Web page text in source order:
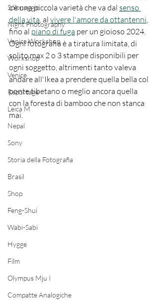
Spionaggio
Night Photography
Venice Workshop
Workshop
Venice
Reportage
Leica M
Nepal
Sony
Storia della Fotografia
Brasil
Shop
Feng-Shui
Wabi-Sabi
Hygge
Film
Olympus Mju I
Compatte Analogiche
c'è una piccola varietà che va dal senso
della vita, al vivere l'amore da ottantenni,
fino al piano di fuga per un gioioso 2024.
Ogni fotografia è a tiratura limitata, di
solito max 2 o 3 stampe disponibili per
ogni soggetto, altrimenti tanto valeva
andare all'Ikea a prendere quella bella col
ponte tibetano o meglio ancora quella
con la foresta di bamboo che non stanca
mai.